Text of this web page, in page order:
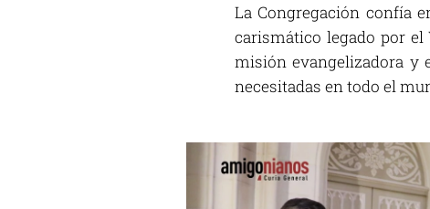
La Congregación confía
carismático legado por
misión evangelizadora y
necesitadas en todo el